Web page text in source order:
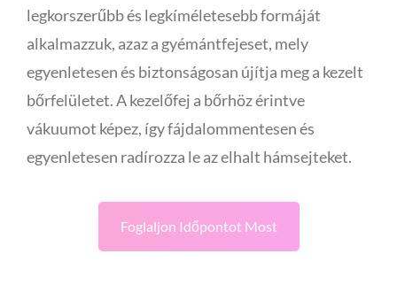
legkorszerűbb és legkíméletesebb formáját
alkalmazzuk, azaz a gyémántfejeset, mely
egyenletesen és biztonságosan újítja meg a kezelt
bőrfelületet. A kezelőfej a bőrhöz érintve
vákuumot képez, így fájdalommentesen és
egyenletesen radírozza le az elhalt hámsejteket.
Foglaljon Időpontot Most